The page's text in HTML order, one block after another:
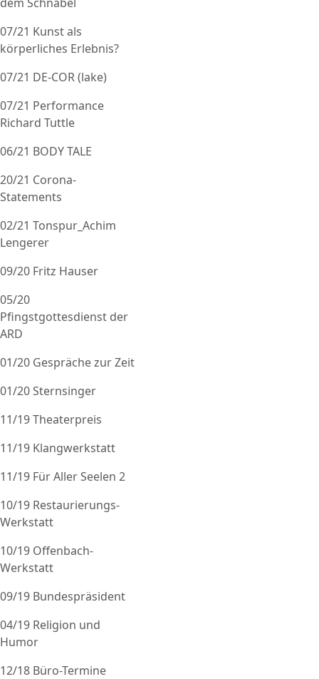
07/21 Kunst als
körperliches Erlebnis?
07/21 DE-COR (lake)
07/21 Performance
Richard Tuttle
06/21 BODY TALE
20/21 Corona-
Statements
02/21 Tonspur_Achim
Lengerer
09/20 Fritz Hauser
05/20
Pfingstgottesdienst der
ARD
01/20 Gespräche zur Zeit
01/20 Sternsinger
11/19 Theaterpreis
11/19 Klangwerkstatt
11/19 Für Aller Seelen 2
10/19 Restaurierungs-
Werkstatt
10/19 Offenbach-
Werkstatt
09/19 Bundespräsident
04/19 Religion und
Humor
12/18 Büro-Termine